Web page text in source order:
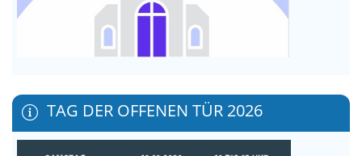
TAG DER OFFENEN TÜR 2026